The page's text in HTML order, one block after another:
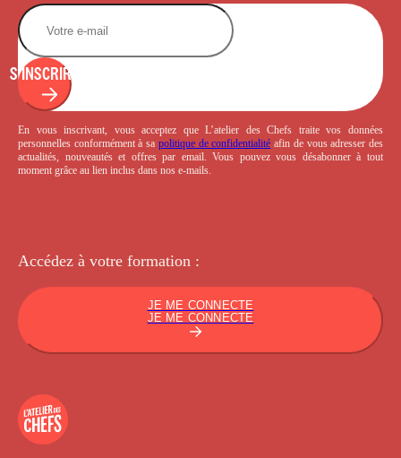
S'INSCRIRE
En vous inscrivant, vous acceptez que L’atelier des Chefs traite vos données
personnelles conformément à sa politique de confidentialité afin de vous adresser des
actualités, nouveautés et offres par email. Vous pouvez vous désabonner à tout
moment grâce au lien inclus dans nos e-mails.
Accédez à votre formation :
JE ME CONNECTE
JE ME CONNECTE